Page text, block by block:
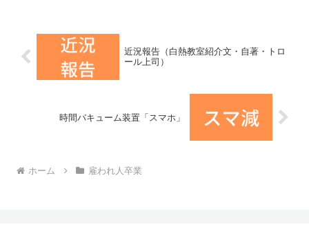
近況報告（白熱教室紹介文・自著・トロ
ール上司）
時間バキューム装置「スマホ」
ホーム 雇われ人卒業